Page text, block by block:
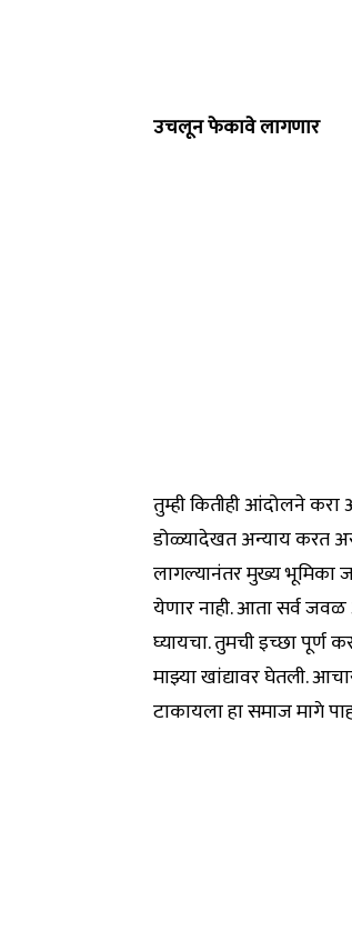
उचलून फेकावे लागणार
तुम्ही कितीही आंदोलने
डोळ्यादेखत अन्याय करत
लागल्यानंतर मुख्य भूमिका
येणार नाही. आता सर्व जवळ
घ्यायचा. तुमची इच्छा पूर्ण
माझ्या खांद्यावर घेतली.
टाकायला हा समाज मागे